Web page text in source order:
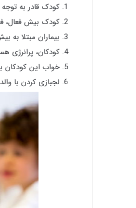
کودک قادر به
کودک بیش‌ فعال،
بیماران مبتلا به
کودکان، پرانرژی
خواب این کودکان
لجبازی کردن با